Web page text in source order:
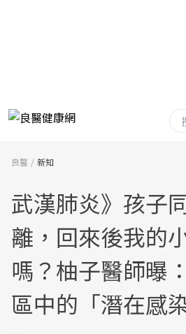
良醫 新知
武漢肺炎》孩子
離，回來後我的
嗎？柚子醫師曝
區中的「潛在感染